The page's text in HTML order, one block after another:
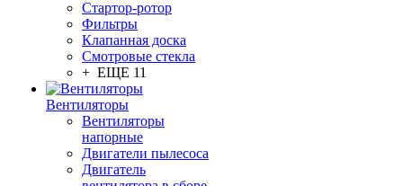
Стартор-ротор
Фильтры
Клапанная доска
Смотровые стекла
+ ЕЩЕ 11
Вентиляторы
Вентиляторы
напорные
Двигатели пылесоса
Двигатель